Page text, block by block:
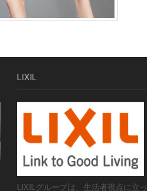
LIXIL
LIXILグループは、生活者視点に立っ